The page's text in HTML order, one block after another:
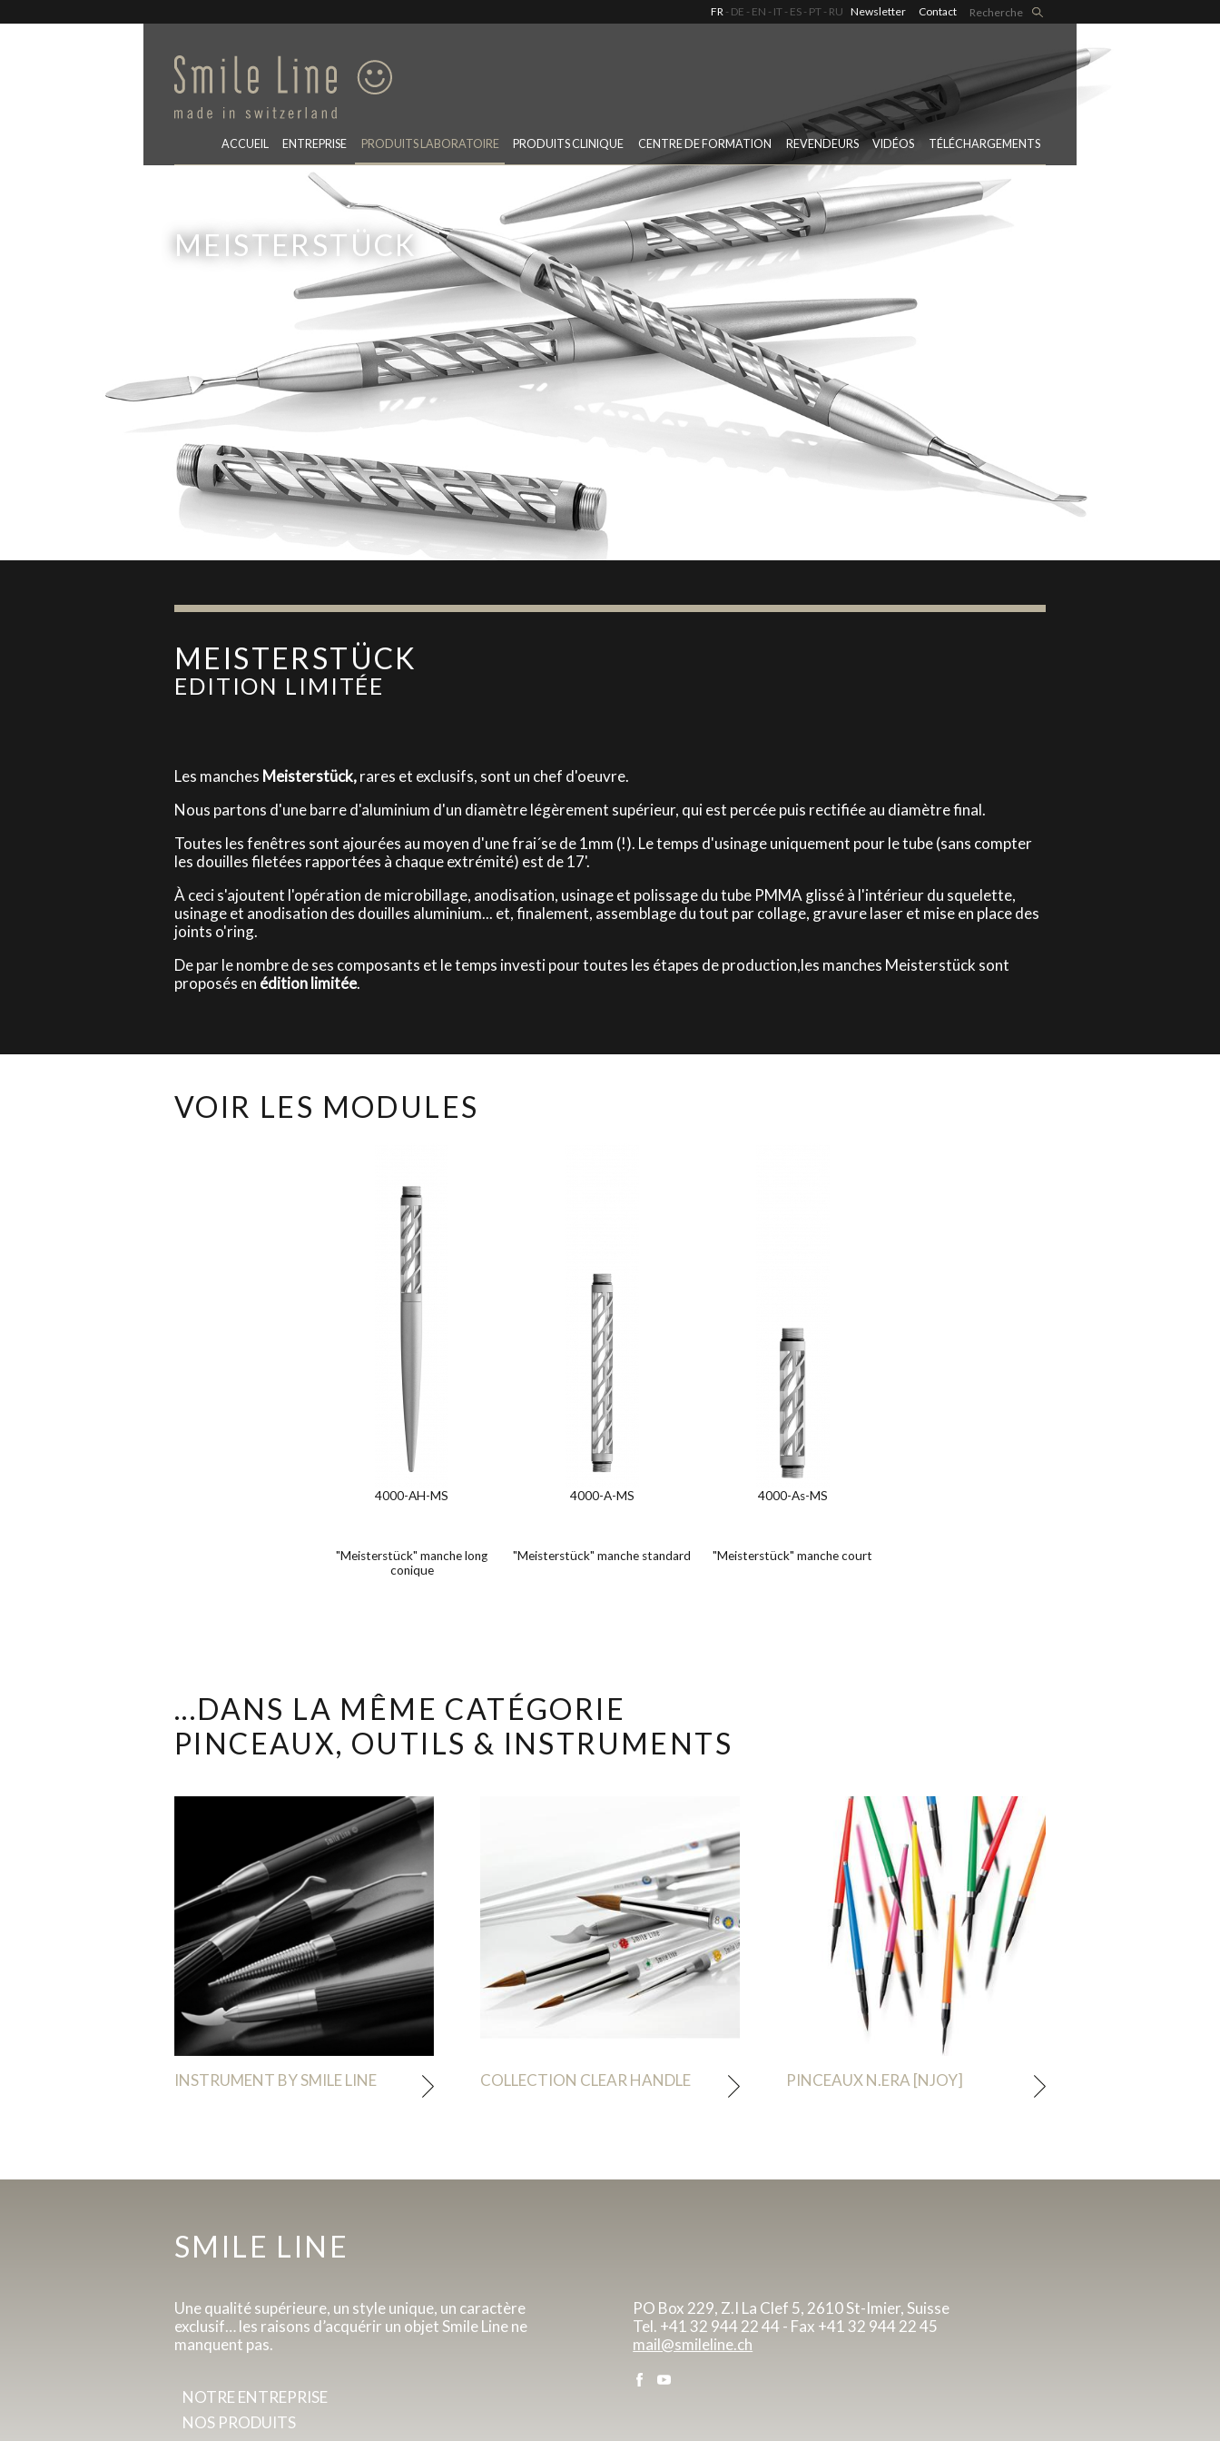
FR DE EN IT ES PT RU Newsletter Contact
ACCUEIL ENTREPRISE PRODUITS LABORATOIRE PRODUITS CLINIQUE CENTRE DE FORMATION REVENDEURS VIDÉOS TÉLÉCHARGEMENTS
MEISTERSTÜCK
MEISTERSTÜCK
EDITION LIMITÉE
Les manches Meisterstück,rares et exclusifs, sont un chef d'oeuvre.
Nous partons d'une barre d'aluminium d'un diamètre légèrement supérieur, qui est percée puis rectifiée au diamètre final.
Toutes les fenêtres sont ajourées au moyen d'une frai´se de 1mm (!). Le temps d'usinage uniquement pour le tube (sans compter
les douilles filetées rapportées à chaque extrémité) est de 17'.
À ceci s'ajoutent l'opération de microbillage, anodisation, usinage et polissage du tube PMMA glissé à l'intérieur du squelette,
usinage et anodisation des douilles aluminium... et, finalement, assemblage du tout par collage, gravure laser et mise en place des
joints o'ring.
De par le nombre de ses composants et le temps investi pour toutes les étapes de production,les manches Meisterstück sont
proposés en édition limitée.
VOIR LES MODULES
4000-AH-MS
"Meisterstück" manche long
conique
4000-A-MS
"Meisterstück" manche standard
4000-As-MS
"Meisterstück" manche court
...DANS LA MÊME CATÉGORIE
PINCEAUX, OUTILS & INSTRUMENTS
INSTRUMENT BY SMILE LINE COLLECTION CLEAR HANDLE PINCEAUX N.ERA [NJOY]
SMILE LINE
Une qualité supérieure, un style unique, un caractère
exclusif… les raisons d’acquérir un objet Smile Line ne
manquent pas.
NOTRE ENTREPRISE
NOS PRODUITS
PO Box 229, Z.I La Clef 5, 2610 St-Imier, Suisse
Tel. +41 32 944 22 44 - Fax +41 32 944 22 45
mail@smileline.ch